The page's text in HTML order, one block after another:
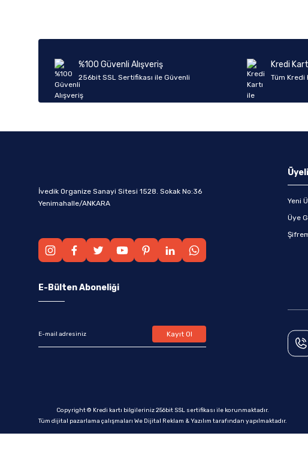
%100 Güvenli Alışveriş
256bit SSL Sertifikası ile Güvenli
Kredi
Tüm Kredi
İvedik Organize Sanayi Sitesi 1528. Sokak No:36
Yenimahalle/ANKARA
Yeni
Üye
E-Bülten Aboneliği
Kayıt Ol
Copyright © Kredi kartı bilgileriniz 256bit SSL sertifikası ile korunmaktadır.
Tüm dijital pazarlama çalışmaları We Dijital Reklam & Yazılım tarafından yapılmaktadır.